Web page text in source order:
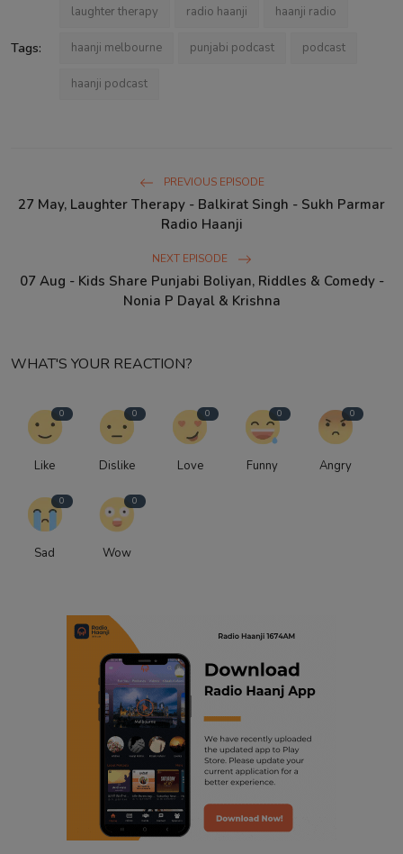
Tags:
laughter therapy radio haanji haanji radio
haanji melbourne punjabi podcast podcast
haanji podcast
PREVIOUS EPISODE
27 May, Laughter Therapy - Balkirat Singh - Sukh Parmar
Radio Haanji
NEXT EPISODE
07 Aug - Kids Share Punjabi Boliyan, Riddles & Comedy -
Nonia P Dayal & Krishna
WHAT'S YOUR REACTION?
0
Like
0
Dislike
0
Love
0
Funny
0
Angry
0
Sad
0
Wow